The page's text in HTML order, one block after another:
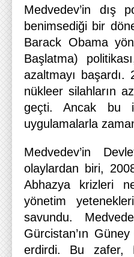
Medvedev’in dış
benimsediği bir
Barack Obama
Başlatma)
azaltmayı başardı.
nükleer silahların
geçti. Ancak bu
uygulamalarla
Medvedev’in
olaylardan biri,
Abhazya krizleri
yönetim
savundu.
Gürcistan’ın
erdirdi. Bu zafer,